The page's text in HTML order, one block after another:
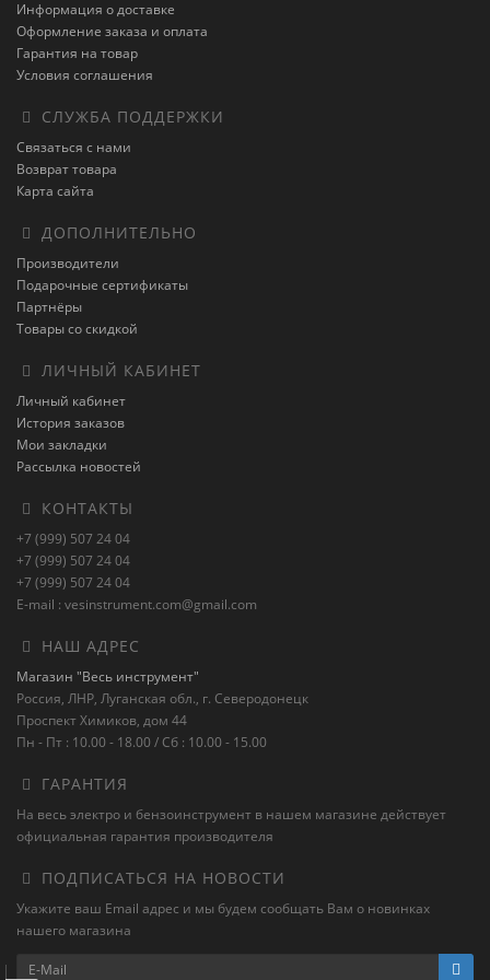
Информация о доставке
Оформление заказа и оплата
Гарантия на товар
Условия соглашения
СЛУЖБА ПОДДЕРЖКИ
Связаться с нами
Возврат товара
Карта сайта
ДОПОЛНИТЕЛЬНО
Производители
Подарочные сертификаты
Партнёры
Товары со скидкой
ЛИЧНЫЙ КАБИНЕТ
Личный кабинет
История заказов
Мои закладки
Рассылка новостей
КОНТАКТЫ
+7 (999) 507 24 04
+7 (999) 507 24 04
+7 (999) 507 24 04
E-mail : vesinstrument.com@gmail.com
НАШ АДРЕС
Магазин "Весь инструмент"
Россия, ЛНР, Луганская обл., г. Северодонецк
Проспект Химиков, дом 44
Пн - Пт : 10.00 - 18.00 / Сб : 10.00 - 15.00
ГАРАНТИЯ
На весь электро и бензоинструмент в нашем магазине действует
официальная гарантия производителя
ПОДПИСАТЬСЯ НА НОВОСТИ
Укажите ваш Email адрес и мы будем сообщать Вам о новинках
нашего магазина